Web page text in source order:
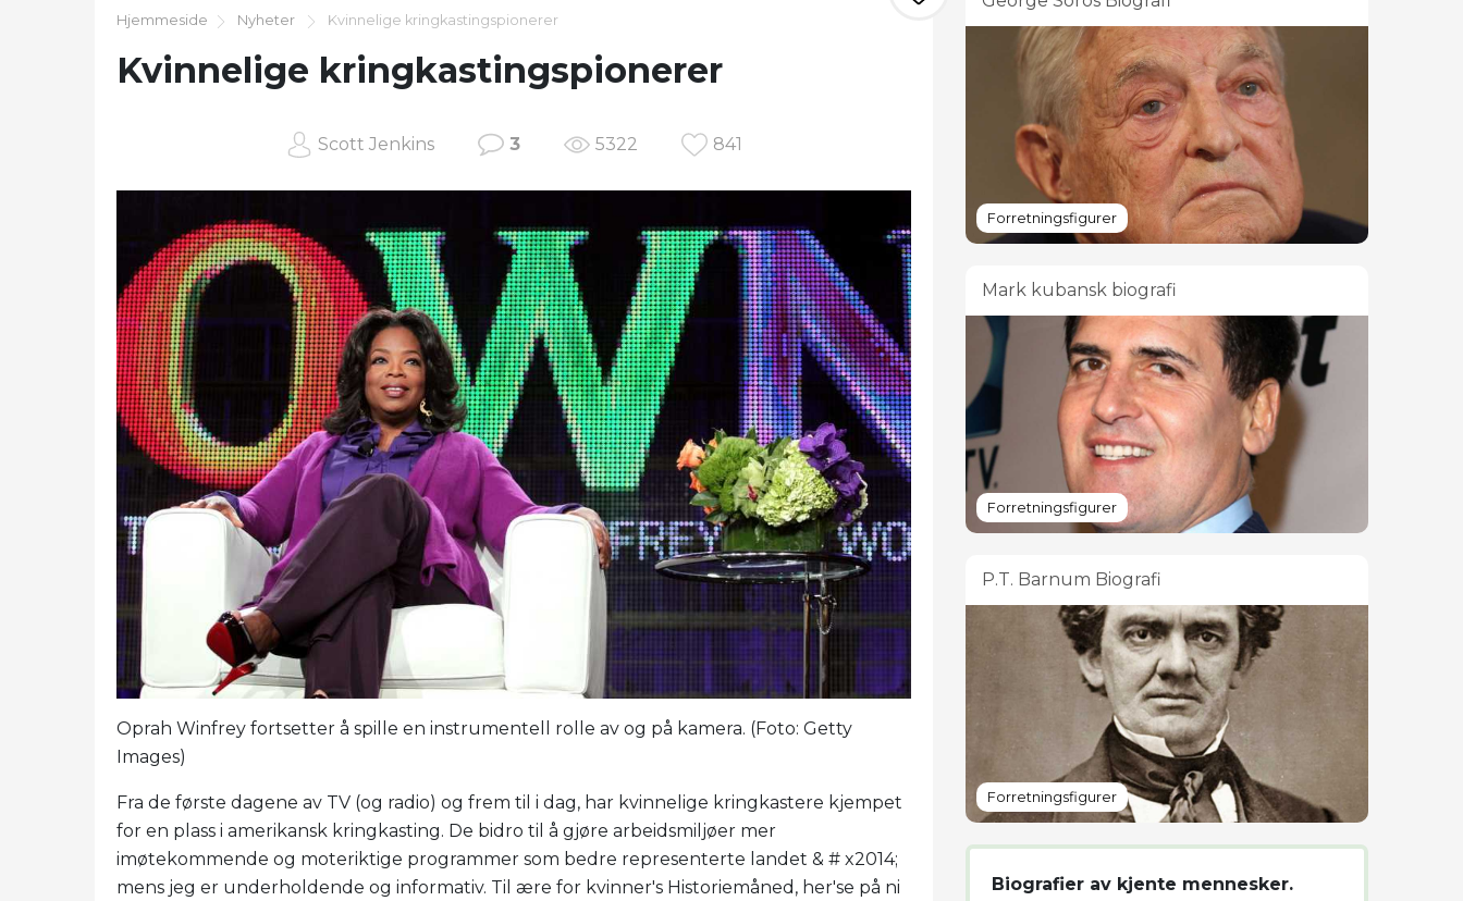
Hjemmeside Nyheter Kvinnelige kringkastingspionerer
Kvinnelige kringkastingspionerer
Scott Jenkins 3 5322 841
Oprah Winfrey fortsetter å spille en instrumentell rolle av og på kamera. (Foto: Getty
Images)
Fra de første dagene av TV (og radio) og frem til i dag, har kvinnelige kringkastere kjempet
for en plass i amerikansk kringkasting. De bidro til å gjøre arbeidsmiljøer mer
imøtekommende og moteriktige programmer som bedre representerte landet & # x2014;
mens jeg er underholdende og informativ. Til ære for kvinner's Historiemåned, her'se på ni
Forretningsfigurer
Mark kubansk biografi
Forretningsfigurer
P.T. Barnum Biografi
Forretningsfigurer
Biografier av kjente mennesker.